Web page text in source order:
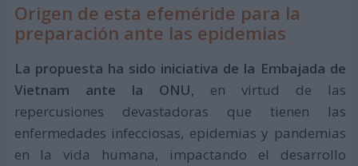
Origen de esta efeméride para la
preparación ante las epidemias
La propuesta ha sido iniciativa de la Embajada de
Vietnam ante la ONU, en virtud de las
repercusiones devastadoras que tienen las
enfermedades infecciosas, epidemias y pandemias
en la vida humana, impactando el desarrollo